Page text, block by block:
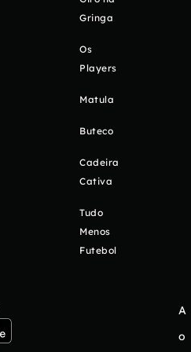
Gringa
Os
Players
Matula
Buteco
Cadeira
Cativa
Tudo
Menos
Futebol
A
o